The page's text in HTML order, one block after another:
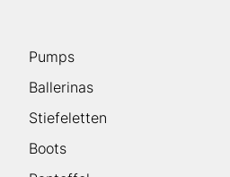
Pumps
Ballerinas
Stiefeletten
Boots